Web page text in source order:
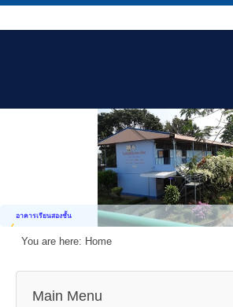
อาคารเรียนสองชั้น
You are here: Home
Main Menu